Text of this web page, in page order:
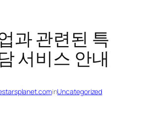
과 관련된 특
서비스 안내
inUncategorized